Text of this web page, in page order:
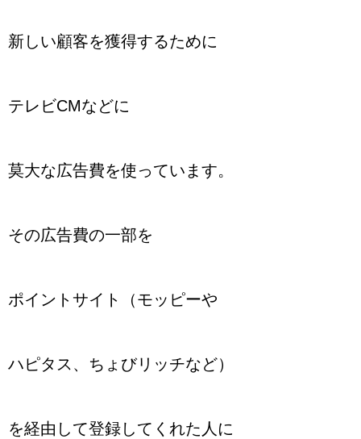
新しい顧客を獲得するために
テレビCMなどに
莫大な広告費を使っています。
その広告費の一部を
ポイントサイト（モッピーや
ハピタス、ちょびリッチなど）
を経由して登録してくれた人に